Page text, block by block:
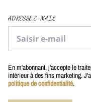
ADRESSE E-MAIL
En m'abonnant, j'accepte le
intérieur à des fins marketing.
politique de confidentialité.